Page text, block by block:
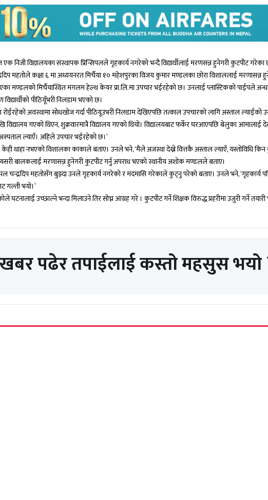
एक निजी विद्यालयका संस्थापक प्रिन्सिपलले गृहकार्य नगरेको भन्दै विद्यार्थीलाई मरणसन्न हुनेगरी कुटपीट
महतोले कक्षा ६ मा अध्ययनरत मिर्चैया १० महेशपुरका विजय कुमार मण्डलका छोरा विशाललाई मरणासन्न
मण्डलको मिर्चैयास्थित मंगलम हेल्थ केयर प्रा.लि.मा उपचार भईरहेको छ। उनलाई प्लास्टिकको पाईपले
विद्यार्थीको पीठियूँभरी निलडाम भएको छ।
रोईरहेको अवस्थामा सोधखोज गर्दा पीठियूउभरी निलडाम देखिएपछि तत्काल उपचारको लागि अस्ताल
विद्यालय गएको थिएन, शुक्रवारमात्रै विद्यालय गएको थियो। विद्यालयबाट फर्केर घरआएपछि बेलुका
ल्याएँ। अहिले उपचार भईरहेको छ।’
नभएको विशालका काकाले बताए। उनले भने, ‘मैले अजस्था देख्ने वित्तकै अस्ताल ल्याएँ, यस्तोविधि किन
यसरी बालकलाई मरणासन्न हुनेगरी कुटपीट गर्नु अपराध भएको स्थानीय अशोक मण्डलले बताए।
चन्द्रदिप महतोसँग बुझ्दा उनले गृहकार्य नगरेको र मदमासि गरेकाले कुट्नु परेको बताए। उनले भने, ‘गृहकार्य
भयो।’
उच्छाल्ने भन्दा मिलाउने तिर सोच्न आग्रह गरे । कुटपीट गर्ने शिक्षक विरुद्ध प्रहरीमा उजुरी गर्ने
पढेर तपाईलाई कस्तो महसुस भयो